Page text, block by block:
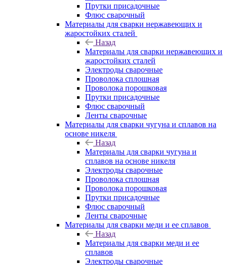
Прутки присадочные
Флюс сварочный
Материалы для сварки нержавеющих и
жаростойких сталей
Назад
Материалы для сварки нержавеющих и
жаростойких сталей
Электроды сварочные
Проволока сплошная
Проволока порошковая
Прутки присадочные
Флюс сварочный
Ленты сварочные
Материалы для сварки чугуна и сплавов на
основе никеля
Назад
Материалы для сварки чугуна и
сплавов на основе никеля
Электроды сварочные
Проволока сплошная
Проволока порошковая
Прутки присадочные
Флюс сварочный
Ленты сварочные
Материалы для сварки меди и ее сплавов
Назад
Материалы для сварки меди и ее
сплавов
Электроды сварочные